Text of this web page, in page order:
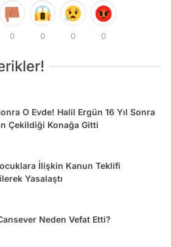
0 0 0 0
O Evde! Halil Ergün 16 Yıl Sonra
Çekildiği Konağa Gitti
İlişkin Kanun Teklifi
Yasalaştı
Neden Vefat Etti?